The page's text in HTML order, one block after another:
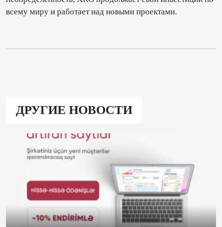
всему миру и работает над новыми проектами.
ДРУГИЕ НОВОСТИ